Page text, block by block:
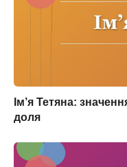
Ім’я Тетяна:
доля